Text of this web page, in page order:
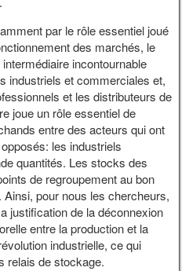
par le rôle essentiel joué
des marchés, le
incontournable
industriels et commerciales et,
et les distributeurs de
joue un rôle essentiel de
entre des acteurs qui ont
les industriels
quantités. Les stocks des
de regroupement au bon
pour nous les chercheurs,
justification de la déconnexion
entre la production et la
industrielle, ce qui
relais de stockage.